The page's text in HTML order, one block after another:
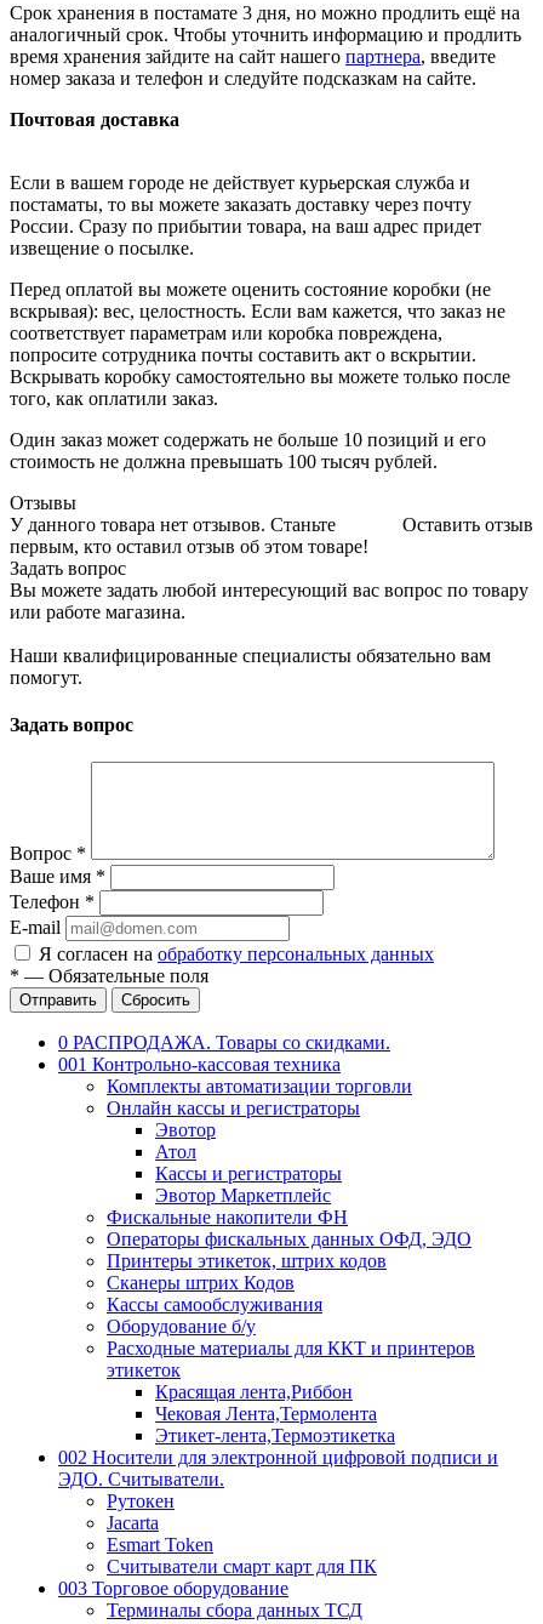
Срок хранения в постамате 3 дня, но можно продлить ещё на
аналогичный срок. Чтобы уточнить информацию и продлить
время хранения зайдите на сайт нашего партнера, введите
номер заказа и телефон и следуйте подсказкам на сайте.
Почтовая доставка
Если в вашем городе не действует курьерская служба и
постаматы, то вы можете заказать доставку через почту
России. Сразу по прибытии товара, на ваш адрес придет
извещение о посылке.
Перед оплатой вы можете оценить состояние коробки (не
вскрывая): вес, целостность. Если вам кажется, что заказ не
соответствует параметрам или коробка повреждена,
попросите сотрудника почты составить акт о вскрытии.
Вскрывать коробку самостоятельно вы можете только после
того, как оплатили заказ.
Один заказ может содержать не больше 10 позиций и его
стоимость не должна превышать 100 тысяч рублей.
Отзывы
Оставить отзыв
У данного товара нет отзывов. Станьте
первым, кто оставил отзыв об этом товаре!
Задать вопрос
Вы можете задать любой интересующий вас вопрос по товару
или работе магазина.
Наши квалифицированные специалисты обязательно вам
помогут.
Задать вопрос
Вопрос *
Ваше имя *
Телефон *
E-mail
Я согласен на обработку персональных данных
* — Обязательные поля
Отправить Сбросить
0 РАСПРОДАЖА. Товары со скидками.
001 Контрольно-кассовая техника
Комплекты автоматизации торговли
Онлайн кассы и регистраторы
Эвотор
Атол
Кассы и регистраторы
Эвотор Маркетплейс
Фискальные накопители ФН
Операторы фискальных данных ОФД, ЭДО
Принтеры этикеток, штрих кодов
Сканеры штрих Кодов
Кассы самообслуживания
Оборудование б/у
Расходные материалы для ККТ и принтеров
этикеток
Красящая лента,Риббон
Чековая Лента,Термолента
Этикет-лента,Термоэтикетка
002 Носители для электронной цифровой подписи и
ЭДО. Считыватели.
Рутокен
Jacarta
Esmart Token
Считыватели смарт карт для ПК
003 Торговое оборудование
Терминалы сбора данных ТСД